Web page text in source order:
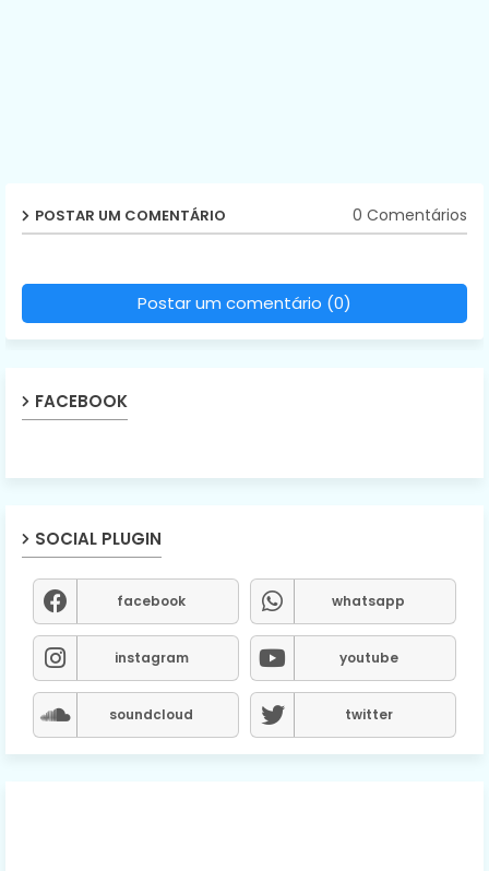
POSTAR UM COMENTÁRIO 0 Comentários
Postar um comentário (0)
FACEBOOK
SOCIAL PLUGIN
facebook whatsapp
instagram youtube
soundcloud twitter